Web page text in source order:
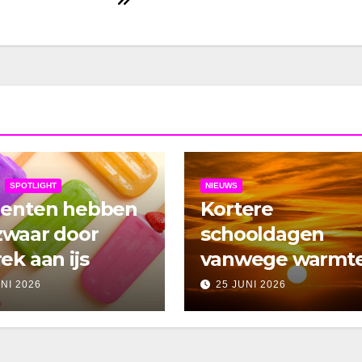
SPOTLIGHT
hebben
door
aan ijs
2026
NIEUWS
Kortere
schooldagen
vanwege
25 JUNI 2026